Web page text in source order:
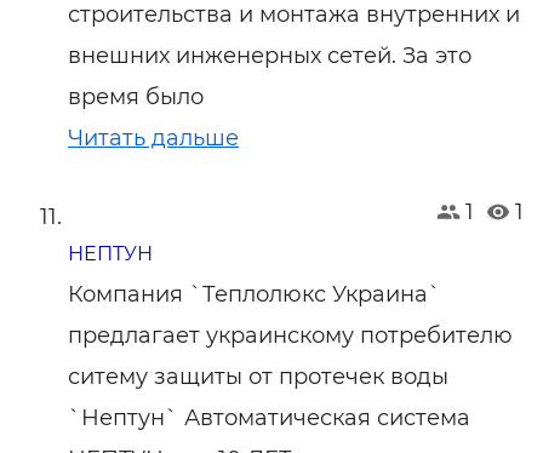
строительства и монтажа внутренних и
внешних инженерных сетей. За это
время было
Читать дальше
1 1
НЕПТУН
Компания `Теплолюкс Украина`
предлагает украинскому потребителю
ситему защиты от протечек воды
`Нептун` Автоматическая система